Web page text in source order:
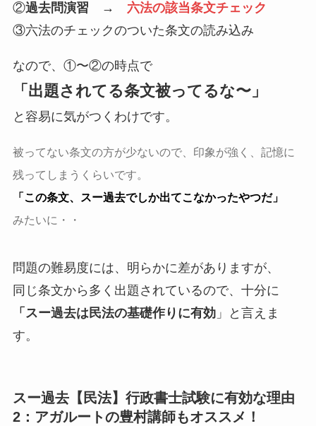
②過去問演習 → 六法の該当条文チェック
③六法のチェックのついた条文の読み込み
なので、①〜②の時点で
「出題されてる条文被ってるな〜」
と容易に気がつくわけです。
被ってない条文の方が少ないので、印象が強く、記憶に
残ってしまうくらいです。
「この条文、スー過去でしか出てこなかったやつだ」
みたいに・・
問題の難易度には、明らかに差がありますが、
同じ条文から多く出題されているので、十分に
「スー過去は民法の基礎作りに有効」と言えま
す。
スー過去【民法】行政書士試験に有効な理由
2：アガルートの豊村講師もオススメ！